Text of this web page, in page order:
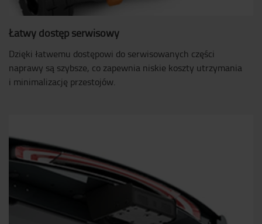
Łatwy dostęp serwisowy
Dzięki łatwemu dostępowi do serwisowanych części
naprawy są szybsze, co zapewnia niskie koszty utrzymania
i minimalizację przestojów.